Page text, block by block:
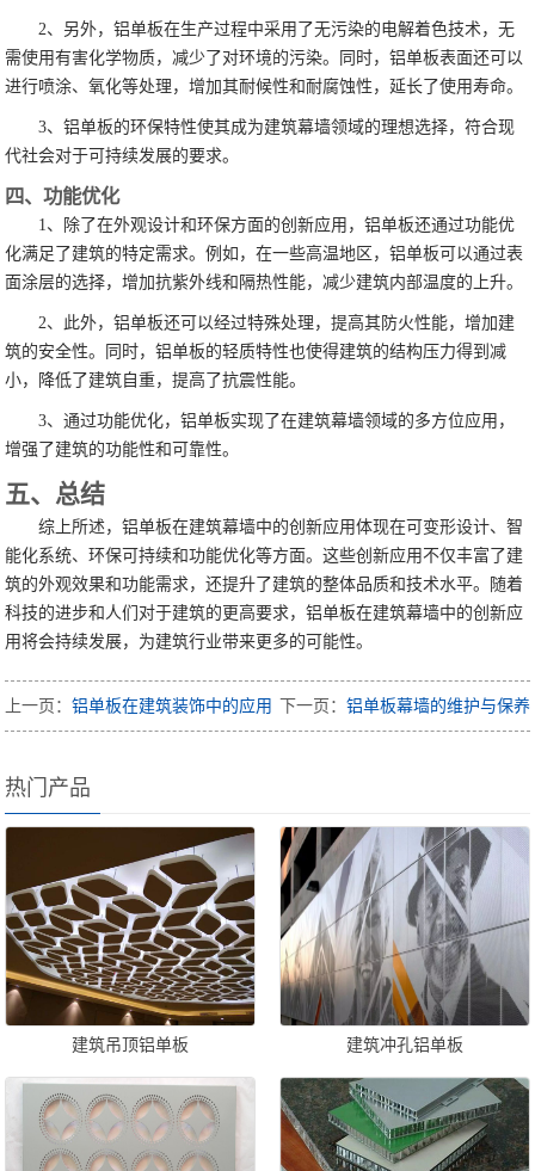
2、另外，铝单板在生产过程中采用了无污染的电解着色技术，无
需使用有害化学物质，减少了对环境的污染。同时，铝单板表面还可以
进行喷涂、氧化等处理，增加其耐候性和耐腐蚀性，延长了使用寿命。
3、铝单板的环保特性使其成为建筑幕墙领域的理想选择，符合现
代社会对于可持续发展的要求。
四、功能优化
1、除了在外观设计和环保方面的创新应用，铝单板还通过功能优
化满足了建筑的特定需求。例如，在一些高温地区，铝单板可以通过表
面涂层的选择，增加抗紫外线和隔热性能，减少建筑内部温度的上升。
2、此外，铝单板还可以经过特殊处理，提高其防火性能，增加建
筑的安全性。同时，铝单板的轻质特性也使得建筑的结构压力得到减
小，降低了建筑自重，提高了抗震性能。
3、通过功能优化，铝单板实现了在建筑幕墙领域的多方位应用，
增强了建筑的功能性和可靠性。
五、总结
综上所述，铝单板在建筑幕墙中的创新应用体现在可变形设计、智
能化系统、环保可持续和功能优化等方面。这些创新应用不仅丰富了建
筑的外观效果和功能需求，还提升了建筑的整体品质和技术水平。随着
科技的进步和人们对于建筑的更高要求，铝单板在建筑幕墙中的创新应
用将会持续发展，为建筑行业带来更多的可能性。
上一页：铝单板在建筑装饰中的应用 下一页： 铝单板幕墙的维护与保养
热门产品
建筑吊顶铝单板 建筑冲孔铝单板